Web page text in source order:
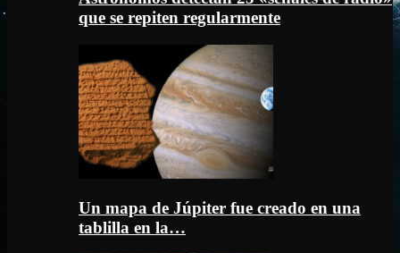
que se repiten regularmente
Un mapa de Júpiter fue creado en una
tablilla en la…